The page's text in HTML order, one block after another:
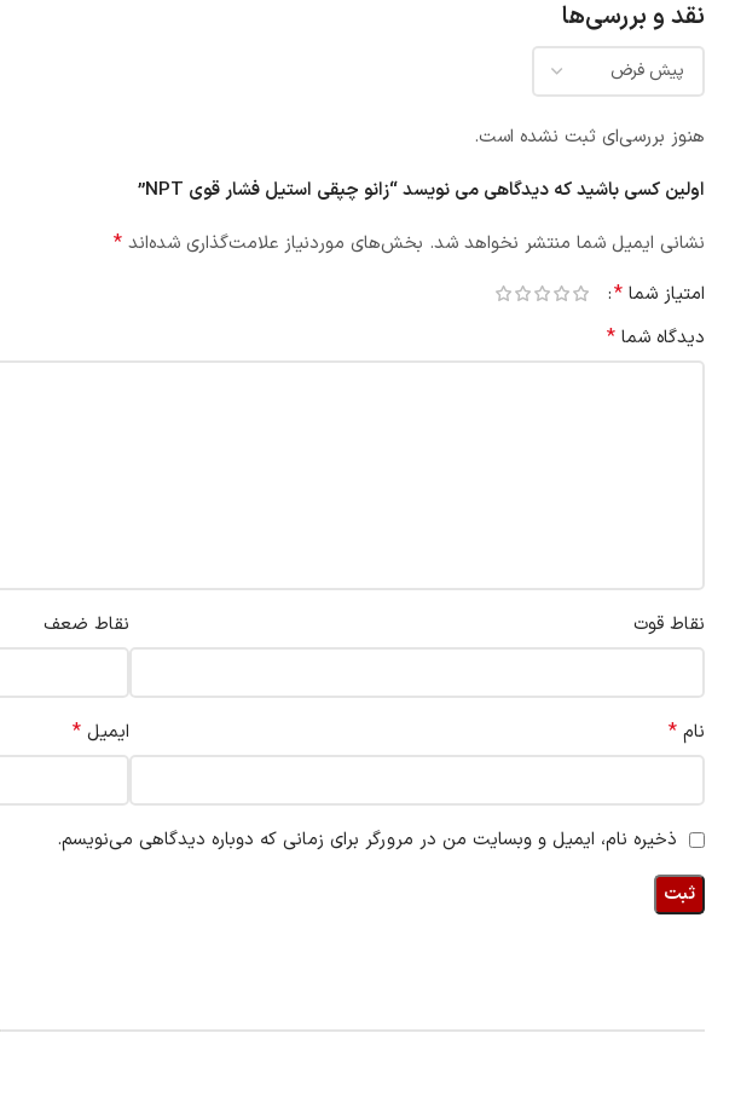
نقد و بررسی‌ها
هنوز بررسی‌ای ثبت نشده است.
اولین کسی باشید که دیدگاهی می نویسد “‏زانو چپقی استیل فشار قوی NPT‏”
نشانی ایمیل شما منتشر نخواهد شد. بخش‌های موردنیاز علامت‌گذاری شده‌اند *
امتیاز شما *
دیدگاه شما *
نقاط قوت نقاط ضعف
نام * ایمیل *
ذخیره نام، ایمیل و وبسایت من در مرورگر برای زمانی که دوباره دیدگاهی می‌نویسم.